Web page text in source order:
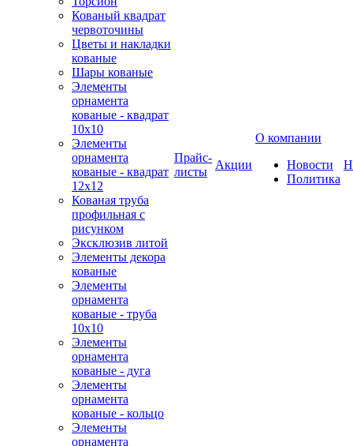
Кованый квадрат
червоточины
Цветы и накладки
кованые
Шары кованые
Элементы
орнамента
кованые - квадрат
10х10
Элементы
орнамента
кованые - квадрат
12х12
Кованая труба
профильная с
рисунком
Эксклюзив литой
Элементы декора
кованые
Элементы
орнамента
кованые - труба
10х10
Элементы
орнамента
кованые - дуга
Элементы
орнамента
кованые - кольцо
Элементы
орнамента
Прайс-
листы
Акции
О компании
Новости
Политика